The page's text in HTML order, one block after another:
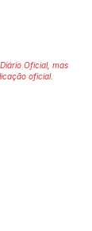
Oficial, mas
oficial.